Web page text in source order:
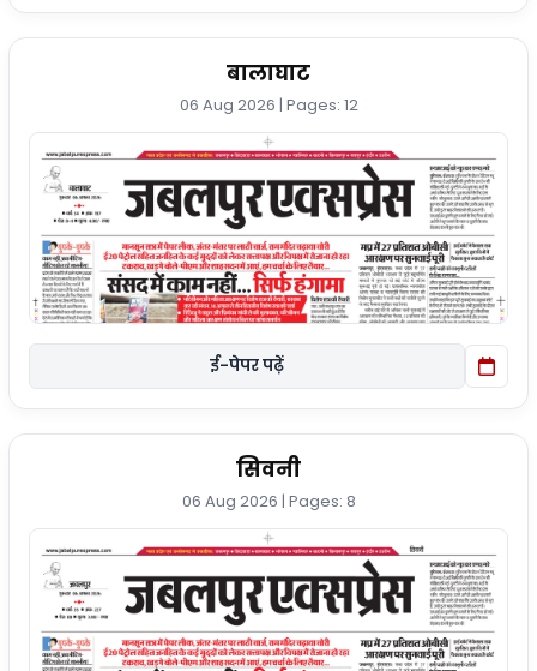
बालाघाट
06 Aug 2026 | Pages: 12
ई-पेपर पढ़ें
सिवनी
06 Aug 2026 | Pages: 8